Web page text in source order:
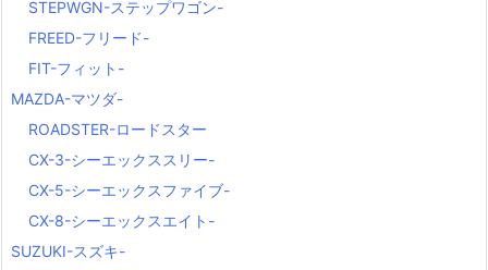
STEPWGN-ステップワゴン-
FREED-フリード-
FIT-フィット-
MAZDA-マツダ-
ROADSTER-ロードスター
CX-3-シーエックススリー-
CX-5-シーエックスファイブ-
CX-8-シーエックスエイト-
SUZUKI-スズキ-